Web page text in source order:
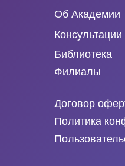
Об Академии
Консультации
Библиотека
Договор
Политика
Филиалы